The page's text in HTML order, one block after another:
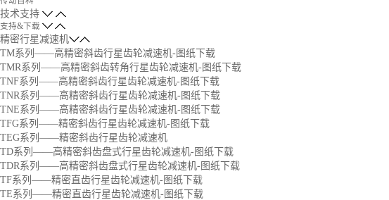
技术支持
支持&下载
精密行星减速机
TM系列——高精密斜齿行星齿轮减速机-图纸下载
TMR系列——高精密斜齿转角行星齿轮减速机-图纸下载
TNF系列——高精密斜齿行星齿轮减速机-图纸下载
TNR系列——高精密斜齿行星齿轮减速机-图纸下载
TNE系列——高精密斜齿行星齿轮减速机-图纸下载
TFG系列——精密斜齿行星齿轮减速机-图纸下载
TEG系列——精密斜齿行星齿轮减速机
TD系列——高精密斜齿盘式行星齿轮减速机-图纸下载
TDR系列——高精密斜齿盘式行星齿轮减速机-图纸下载
TF系列——精密直齿行星齿轮减速机-图纸下载
TE系列——精密直齿行星齿轮减速机-图纸下载